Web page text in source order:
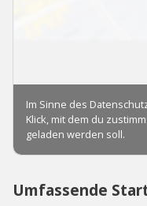
Umfassende